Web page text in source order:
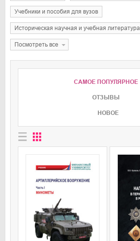
учебники и пособия для вузов
историческая научная и учебная литература
Посмотреть все
САМОЕ ПОПУЛЯРНОЕ
ОТЗЫВЫ
НОВОЕ